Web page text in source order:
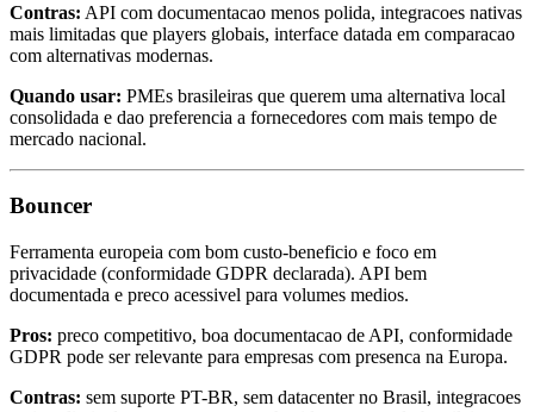
Contras: API com documentacao menos polida, integracoes nativas
mais limitadas que players globais, interface datada em comparacao
com alternativas modernas.
Quando usar: PMEs brasileiras que querem uma alternativa local
consolidada e dao preferencia a fornecedores com mais tempo de
mercado nacional.
Bouncer
Ferramenta europeia com bom custo-beneficio e foco em
privacidade (conformidade GDPR declarada). API bem
documentada e preco acessivel para volumes medios.
Pros: preco competitivo, boa documentacao de API, conformidade
GDPR pode ser relevante para empresas com presenca na Europa.
Contras: sem suporte PT-BR, sem datacenter no Brasil, integracoes